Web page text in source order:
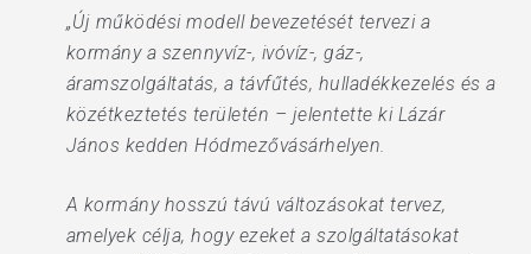
„Új működési modell bevezetését tervezi a
kormány a szennyvíz-, ivóvíz-, gáz-,
áramszolgáltatás, a távfűtés, hulladékkezelés és a
közétkeztetés területén – jelentette ki Lázár
János kedden Hódmezővásárhelyen.
A kormány hosszú távú változásokat tervez,
amelyek célja, hogy ezeket a szolgáltatásokat